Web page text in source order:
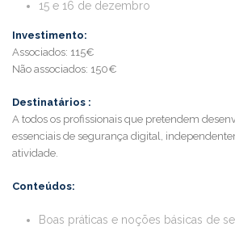
15 e 16 de dezembro
Investimento:
Associados: 115€
Não associados: 150€
Destinatários :
A todos os profissionais que pretendem
essenciais de segurança digital,
atividade.
Conteúdos:
Boas práticas e noções básicas de